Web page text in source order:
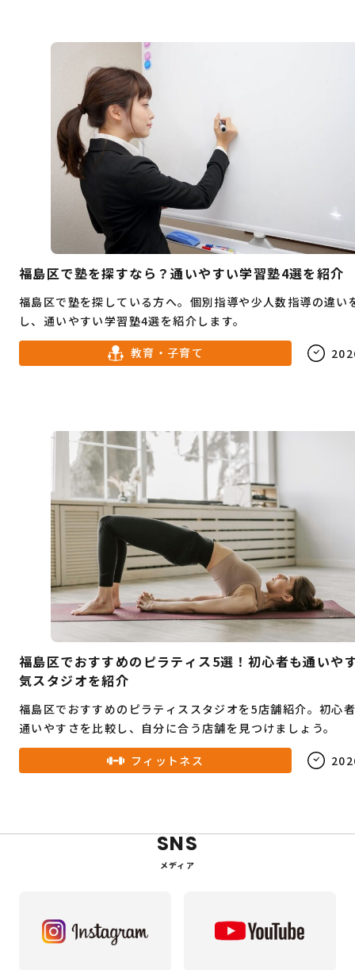
福島区で塾を探すなら？通いやすい学習塾4選を紹介
福島区で塾を探している方へ。個別指導や少人数指導の違い
し、通いやすい学習塾4選を紹介します。
教育・子育て
福島区でおすすめのピラティス5選！初心者も通いや
気スタジオを紹介
福島区でおすすめのピラティススタジオを5店舗紹介。初心
通いやすさを比較し、自分に合う店舗を見つけましょう。
フィットネス
SNS
メディア